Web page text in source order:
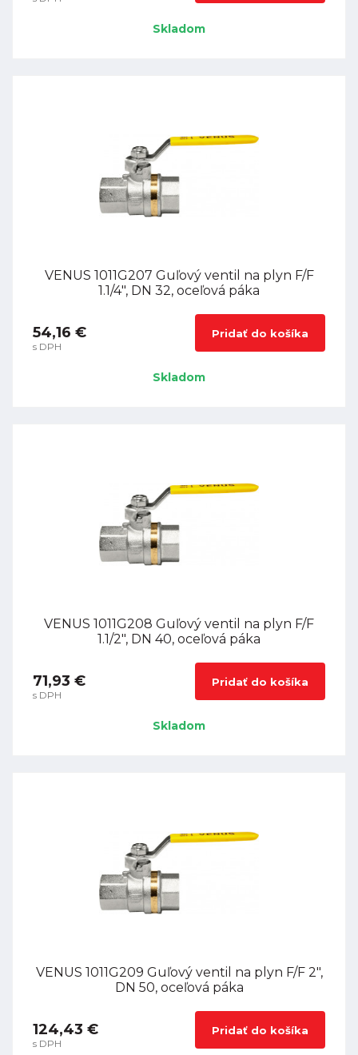
Skladom
VENUS 1011G207 Guľový ventil na plyn F/F
1.1/4", DN 32, oceľová páka
54,16 €
s DPH
Pridať do košíka
Skladom
VENUS 1011G208 Guľový ventil na plyn F/F
1.1/2", DN 40, oceľová páka
71,93 €
s DPH
Pridať do košíka
Skladom
VENUS 1011G209 Guľový ventil na plyn F/F 2",
DN 50, oceľová páka
124,43 €
s DPH
Pridať do košíka